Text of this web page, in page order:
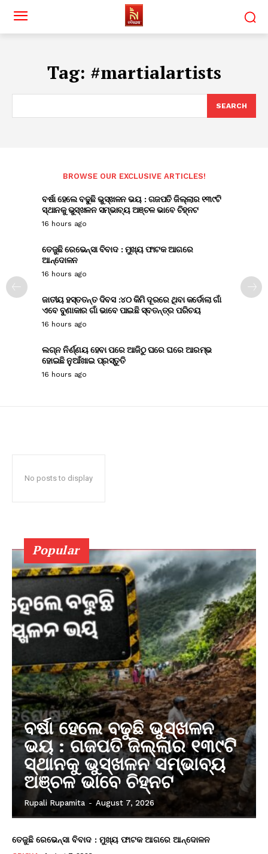
Tag: #martialartists
SEARCH
BROWSE OUR EXCLUSIVE ARTICLES!
ବର୍ଷା ହେଲେ ବଢୁଛି ଭୁସ୍ଖଳନ ଭୟ : ଗଜପତି ଜିଲ୍ଲାର ୧୩୯ଟି
ସ୍ଥାନକୁ ଭୁସ୍ଖଳନ ସମ୍ଭାବ୍ୟ ଅଞ୍ଚଳ ଭାବେ ଚିହ୍ନଟ
16 hours ago
ତେଜୁଛି ରେଭେନ୍ସା ବିବାଦ : ମୁଖ୍ୟ ଫାଟକ ଆଗରେ
ଆନ୍ଦୋଳନ
16 hours ago
ଜାତୀୟ ହସ୍ତତନ୍ତ ଦିବସ :୪୦ କିମି ଦୂରରେ ଥିବା କର୍ଡୋଲା ଗାଁ
ଏବେ ବୁଣାକାର ଗାଁ ଭାବେ ପାଇଛି ସ୍ବତନ୍ତ୍ର ପରିଚୟ
16 hours ago
ଲଗ୍ନ ନିର୍ଣ୍ଣୟ ହେବା ପରେ ଆଜିଠୁ ଘରେ ଘରେ ଆରମ୍ଭ
ହୋଇଛି ନୁଆଁଖାଇ ପ୍ରସ୍ତୁତି
16 hours ago
No posts to display
Popular
ବର୍ଷା ହେଲେ ବଢୁଛି ଭୁସ୍ଖଳନ
ଭୟ : ଗଜପତି ଜିଲ୍ଲାର ୧୩୯ଟି
ସ୍ଥାନକୁ ଭୁସ୍ଖଳନ ସମ୍ଭାବ୍ୟ
ଅଞ୍ଚଳ ଭାବେ ଚିହ୍ନଟ
Rupali Rupamita - August 7, 2026
ତେଜୁଛି ରେଭେନ୍ସା ବିବାଦ : ମୁଖ୍ୟ ଫାଟକ ଆଗରେ ଆନ୍ଦୋଳନ